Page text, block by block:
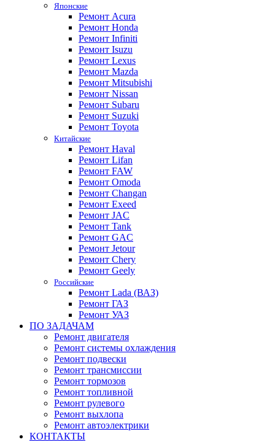
Японские
Ремонт Acura
Ремонт Honda
Ремонт Infiniti
Ремонт Isuzu
Ремонт Lexus
Ремонт Mazda
Ремонт Mitsubishi
Ремонт Nissan
Ремонт Subaru
Ремонт Suzuki
Ремонт Toyota
Китайские
Ремонт Haval
Ремонт Lifan
Ремонт FAW
Ремонт Omoda
Ремонт Changan
Ремонт Exeed
Ремонт JAC
Ремонт Tank
Ремонт GAC
Ремонт Jetour
Ремонт Chery
Ремонт Geely
Российские
Ремонт Lada (ВАЗ)
Ремонт ГАЗ
Ремонт УАЗ
ПО ЗАДАЧАМ
Ремонт двигателя
Ремонт системы охлаждения
Ремонт подвески
Ремонт трансмиссии
Ремонт тормозов
Ремонт топливной
Ремонт рулевого
Ремонт выхлопа
Ремонт автоэлектрики
КОНТАКТЫ